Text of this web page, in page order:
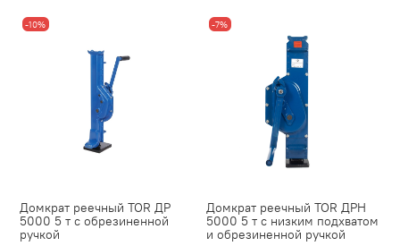
-10%
Домкрат реечный TOR ДР
5000 5 т с обрезиненной
ручкой
-7%
Домкрат реечный TOR ДРН
5000 5 т с низким подхватом
и обрезиненной ручкой